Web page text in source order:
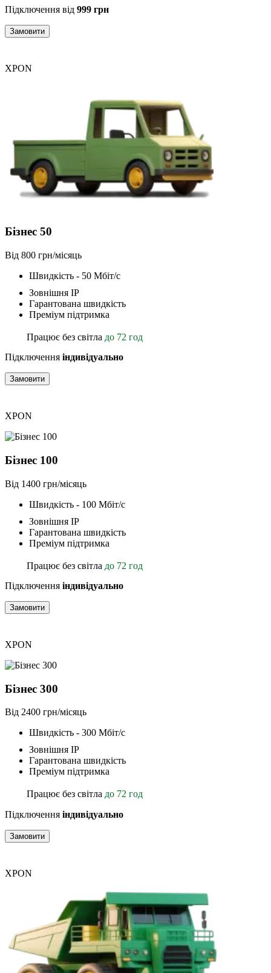
Підключення від 999 грн
Замовити
XPON
Бізнес 50
Від 800 грн/місяць
Швидкість - 50 Мбіт/с
Зовнішня ІР
Гарантована швидкість
Преміум підтримка
Працює без світла до 72 год
Підключення індивідуально
Замовити
XPON
Бізнес 100
Від 1400 грн/місяць
Швидкість - 100 Мбіт/с
Зовнішня ІР
Гарантована швидкість
Преміум підтримка
Працює без світла до 72 год
Підключення індивідуально
Замовити
XPON
Бізнес 300
Від 2400 грн/місяць
Швидкість - 300 Мбіт/с
Зовнішня ІР
Гарантована швидкість
Преміум підтримка
Працює без світла до 72 год
Підключення індивідуально
Замовити
XPON